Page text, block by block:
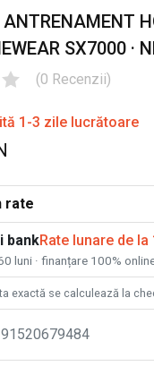
SX7000 ·
(0 Recenzii)
1-3 zile lucrătoare
rate
bankRate lunare de la
luni · finanțare 100%
exactă se calculează la